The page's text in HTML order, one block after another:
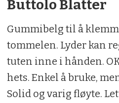
Vi klarte å lokke bukk
løpet av en sesong,
enklere i bruk og ga
Buttolo Blatter
Gummibelg til å
tommelen. Lyder kan
tuten inne i hånden.
hets. Enkel å bruke,
Solid og varig fløyte.